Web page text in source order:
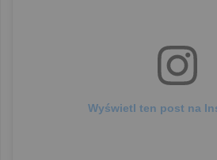
Wyświetl ten post na